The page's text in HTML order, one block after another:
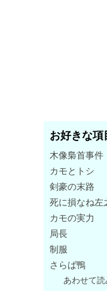
お好きな項
木像梟首事件
カモとトシ
剣豪の末路
死に損なね左
カモの実力
局長
制服
さらば鴨
あわせて